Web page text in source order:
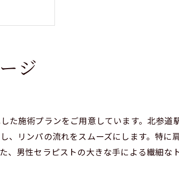
ス改善
ジ
た施術プランをご用意しています。北参道
、リンパの流れをスムーズにします。特に
、男性セラピストの大きな手による繊細な